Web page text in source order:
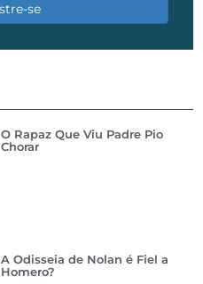
se
O Rapaz Que Viu Padre Pio
Chorar
A Odisseia de Nolan é Fiel a
Homero?